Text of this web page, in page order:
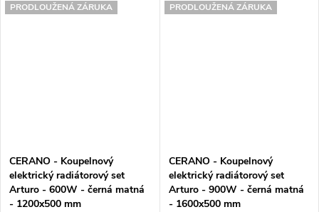
PRODLOUŽENÁ ZÁRUKA
CERANO - Koupelnový
elektrický radiátorový set
Arturo - 600W - černá matná
- 1200x500 mm
PRODLOUŽENÁ ZÁRUKA
CERANO - Koupelnový
elektrický radiátorový set
Arturo - 900W - černá matná
- 1600x500 mm